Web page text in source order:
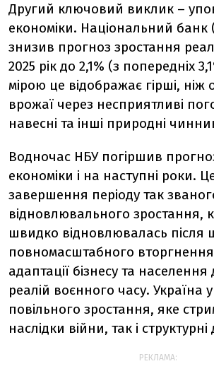
Другий ключовий виклик –
економіки. Національний банк
знизив прогноз зростання
2025 рік до 2,1% (з попередніх
мірою це відображає гірші, ніж
врожаї через несприятливі
навесні та інші природні
Водночас НБУ погіршив
економіки і на наступні роки.
завершення періоду так
відновлювального зростання,
швидко відновлювалась після
повномасштабного
адаптації бізнесу та
реалій воєнного часу. Україна
повільного зростання, яке
наслідки війни, так і
РЕКЛАМА: